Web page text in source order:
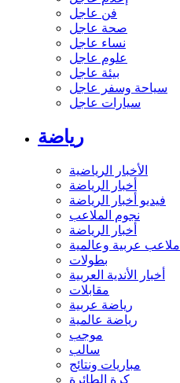
فن عاجل
صحة عاجل
نساء عاجل
علوم عاجل
بيئة عاجل
سياحة وسفر عاجل
سيارات عاجل
رياضة
الأخبار الرياضية
أخبار الرياضة
فيديو أخبار الرياضة
نجوم الملاعب
أخبار الرياضة
ملاعب عربية وعالمية
بطولات
أخبار الأندية العربية
مقابلات
رياضة عربية
رياضة عالمية
موجب
سالب
مباريات ونتائج
كرة الطائرة